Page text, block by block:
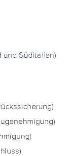
und Süditalien)